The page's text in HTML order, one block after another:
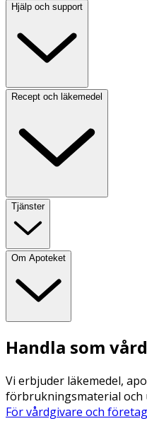
Hjälp och support
Recept och läkemedel
Tjänster
Om Apoteket
Handla som
Vi erbjuder läkemedel,
förbrukningsmaterial och
För vårdgivare och företag